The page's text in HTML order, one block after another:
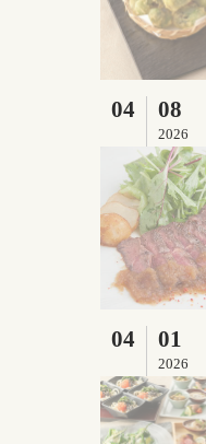
04 08
2026
04 01
2026